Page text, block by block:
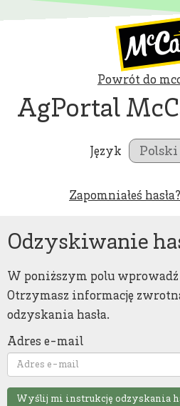
Powrót do
AgPortal
Język
Zapomniałeś hasła?
Odzyskiwanie
W poniższym polu
Otrzymasz informację
odzyskania hasła.
Adres e-mail
Wyślij mi instrukcję odzyskania